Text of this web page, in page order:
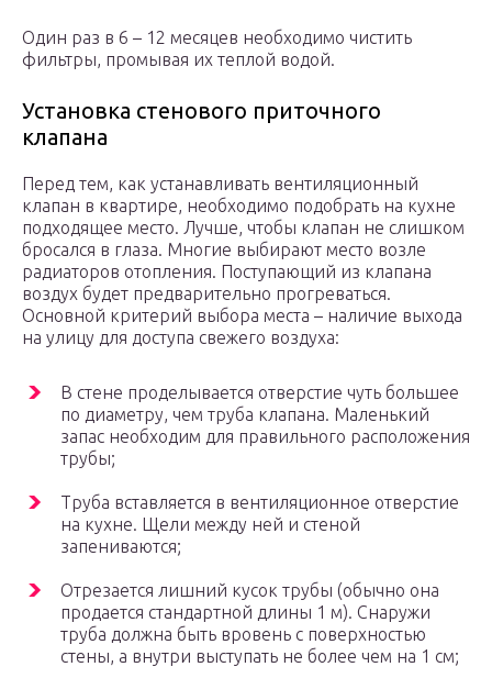
Один раз в 6 – 12 месяцев необходимо чистить
фильтры, промывая их теплой водой.
Установка стенового приточного
клапана
Перед тем, как устанавливать вентиляционный
клапан в квартире, необходимо подобрать на кухне
подходящее место. Лучше, чтобы клапан не слишком
бросался в глаза. Многие выбирают место возле
радиаторов отопления. Поступающий из клапана
воздух будет предварительно прогреваться.
Основной критерий выбора места – наличие выхода
на улицу для доступа свежего воздуха:
В стене проделывается отверстие чуть большее
по диаметру, чем труба клапана. Маленький
запас необходим для правильного расположения
трубы;
Труба вставляется в вентиляционное отверстие
на кухне. Щели между ней и стеной
запениваются;
Отрезается лишний кусок трубы (обычно она
продается стандартной длины 1 м). Снаружи
труба должна быть вровень с поверхностью
стены, а внутри выступать не более чем на 1 см;